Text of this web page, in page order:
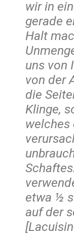
wir in
gerade
Halt
uns von
von der
die
Klinge,
welches
etwa ½
auf der